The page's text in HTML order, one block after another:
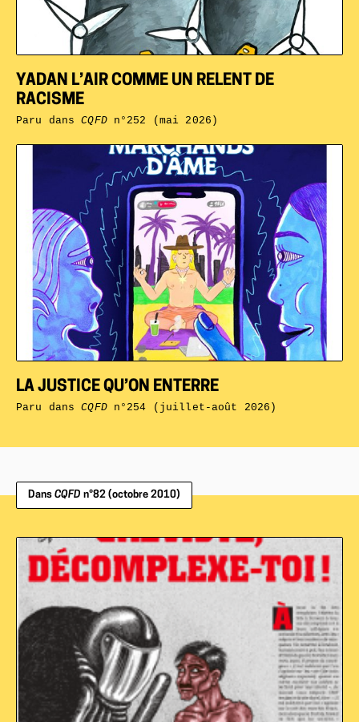
LA JUSTICE QU’ON ENTERRE
Paru dansCQFDn°254 (juillet-août 2026)
YADAN L’AIR COMME UN RELENT DE
RACISME
Paru dansCQFDn°252 (mai 2026)
Dans CQFD n°82 (octobre 2010)